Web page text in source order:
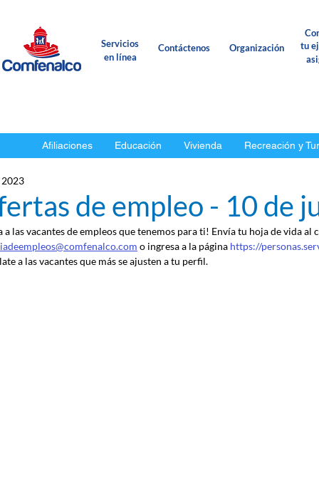
Servicios
en línea
Contáctenos Organización
tu
Afiliaciones Educación Vivienda Recreación y
de empleo - 10 de
a las vacantes de empleos que tenemos para ti! Envía tu hoja de vida al
o ingresa a la página https://
a las vacantes que más se ajusten a tu perfil.